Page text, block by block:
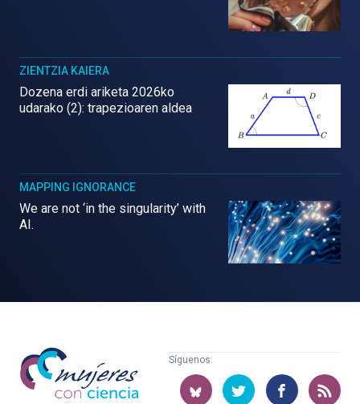
ZIENTZIA KAIERA
Dozena erdi ariketa 2026ko
udarako (2): trapezioaren aldea
MAPPING IGNORANCE
We are not ‘in the singularity’ with
AI.
Mujeres
con
ciencia
Síguenos: